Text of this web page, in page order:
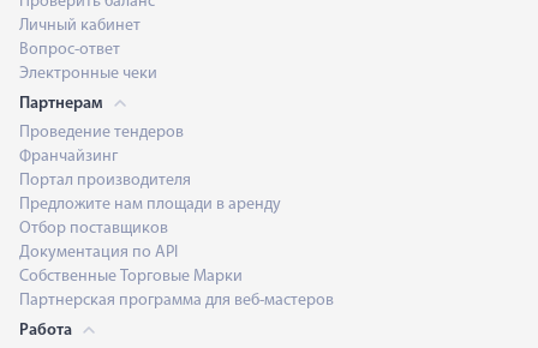
Личный кабинет
Вопрос-ответ
Электронные чеки
Партнерам
Проведение тендеров
Франчайзинг
Портал производителя
Предложите нам площади в аренду
Отбор поставщиков
Документация по API
Собственные Торговые Марки
Партнерская программа для веб-мастеров
Работа